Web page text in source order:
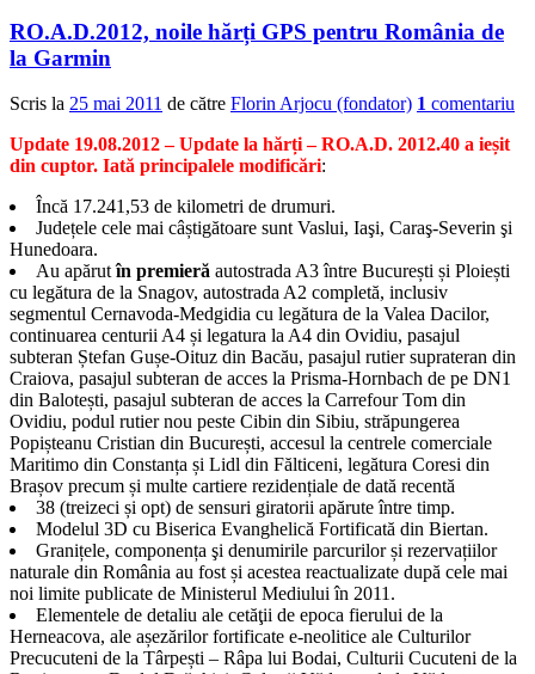
RO.A.D.2012, noile hărți GPS pentru România de
la Garmin
Scris la 25 mai 2011 de către Florin Arjocu (fondator) 1comentariu
Update 19.08.2012 – Update la hărți – RO.A.D. 2012.40 a ieșit
din cuptor. Iată principalele modificări:
Încă 17.241,53 de kilometri de drumuri.
Județele cele mai câștigătoare sunt Vaslui, Iaşi, Caraş-Severin şi
Hunedoara.
Au apărutîn premieră autostrada A3 între București și Ploiești
cu legătura de la Snagov, autostrada A2 completă, inclusiv
segmentul Cernavoda-Medgidia cu legătura de la Valea Dacilor,
continuarea centurii A4 și legatura la A4 din Ovidiu, pasajul
subteran Ștefan Gușe-Oituz din Bacău, pasajul rutier suprateran din
Craiova, pasajul subteran de acces la Prisma-Hornbach de pe DN1
din Balotești, pasajul subteran de acces la Carrefour Tom din
Ovidiu, podul rutier nou peste Cibin din Sibiu, străpungerea
Popișteanu Cristian din București, accesul la centrele comerciale
Maritimo din Constanța și Lidl din Fălticeni, legătura Coresi din
Brașov precum și multe cartiere rezidențiale de dată recentă
38 (treizeci și opt) de sensuri giratorii apărute între timp.
Modelul 3D cu Biserica Evanghelică Fortificată din Biertan.
Granițele, componența şi denumirile parcurilor și rezervațiilor
naturale din România au fost și acestea reactualizate după cele mai
noi limite publicate de Ministerul Mediului în 2011.
Elementele de detaliu ale cetăţii de epoca fierului de la
Herneacova, ale așezărilor fortificate e-neolitice ale Culturilor
Precucuteni de la Târpești – Râpa lui Bodai, Culturii Cucuteni de la